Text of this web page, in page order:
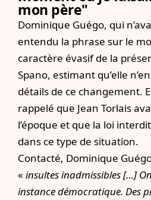
mon père"
Dominique Guégo, qui
entendu la phrase sur le
caractère évasif de la
Spano, estimant qu’elle
détails de ce changement.
rappelé que Jean Torlais
l’époque et que la loi
dans ce type de situation.
Contacté, Dominique
« insultes inadmissibles […]
instance démocratique. Des